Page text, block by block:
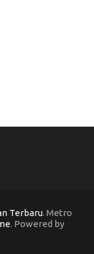
Terbaru. Metro
. Powered by